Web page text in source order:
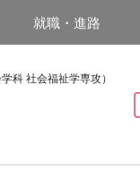
就職・進路
科 社会福祉学専攻）